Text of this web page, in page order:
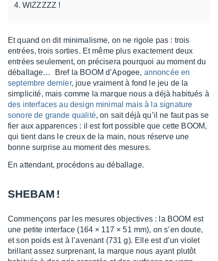
WIZZZZZ !
Et quand on dit mini­ma­lisme, on ne rigole pas : trois
entrées, trois sorties. Et même plus exac­te­ment deux
entrées seule­ment, on préci­sera pourquoi au moment du
débal­la­ge… Bref la BOOM d’Apo­gee, annon­cée en
septembre dernier, joue vrai­ment à fond le jeu de la
simpli­cité, mais comme la marque nous a déjà habi­tués à
des inter­faces au design mini­mal mais à la signa­ture
sonore de grande qualité, on sait déjà qu’il ne faut pas se
fier aux appa­rences : il est fort possible que cette BOOM,
qui tient dans le creux de la main, nous réserve une
bonne surprise au moment des mesures.
En atten­dant, procé­dons au débal­lage.
SHEBAM !
Commençons par les mesures objec­tives : la BOOM est
une petite inter­face (164 × 117 × 51 mm), on s’en doute,
et son poids est à l’ave­nant (731 g). Elle est d’un violet
brillant assez surpre­nant, la marque nous ayant plutôt